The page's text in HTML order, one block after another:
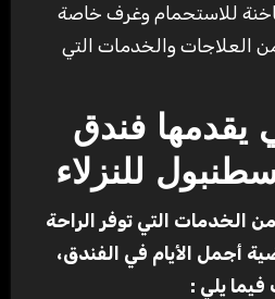
للاستحمام وغرف خاصة
العلاجات والخدمات التي
يقدمها فندق
للنزلاء
الخدمات التي توفر الراحة
أجمل الأيام في الفندق،
يلي :